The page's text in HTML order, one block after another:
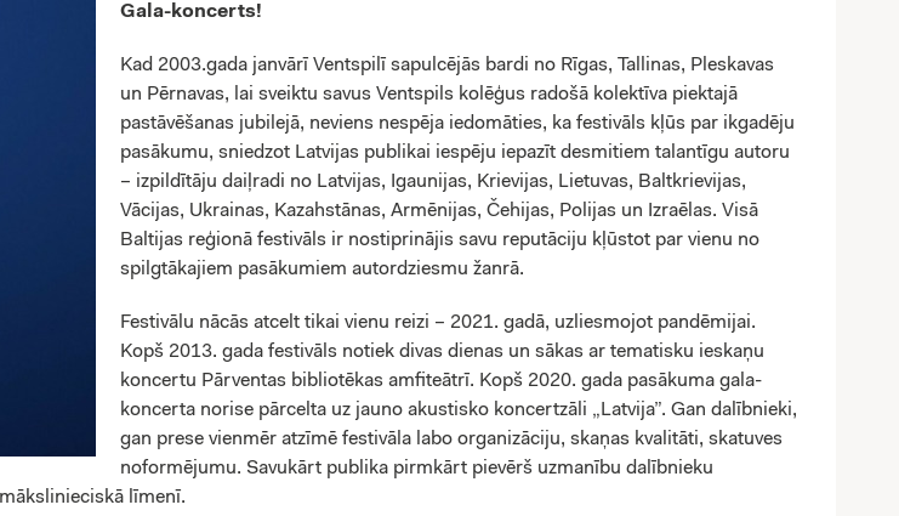
Gala-koncerts!
Kad 2003.gada janvārī Ventspilī sapulcējās bardi no Rīgas, Tallinas, Pleskavas
un Pērnavas, lai sveiktu savus Ventspils kolēģus radošā kolektīva piektajā
pastāvēšanas jubilejā, neviens nespēja iedomāties, ka festivāls kļūs par ikgadēju
pasākumu, sniedzot Latvijas publikai iespēju iepazīt desmitiem talantīgu autoru
– izpildītāju daiļradi no Latvijas, Igaunijas, Krievijas, Lietuvas, Baltkrievijas,
Vācijas, Ukrainas, Kazahstānas, Armēnijas, Čehijas, Polijas un Izraēlas. Visā
Baltijas reģionā festivāls ir nostiprinājis savu reputāciju kļūstot par vienu no
spilgtākajiem pasākumiem autordziesmu žanrā.
Festivālu nācās atcelt tikai vienu reizi – 2021. gadā, uzliesmojot pandēmijai.
Kopš 2013. gada festivāls notiek divas dienas un sākas ar tematisku ieskaņu
koncertu Pārventas bibliotēkas amfiteātrī. Kopš 2020. gada pasākuma gala-
koncerta norise pārcelta uz jauno akustisko koncertzāli „Latvija”. Gan dalībnieki,
gan prese vienmēr atzīmē festivāla labo organizāciju, skaņas kvalitāti, skatuves
noformējumu. Savukārt publika pirmkārt pievērš uzmanību dalībnieku
līmenī.